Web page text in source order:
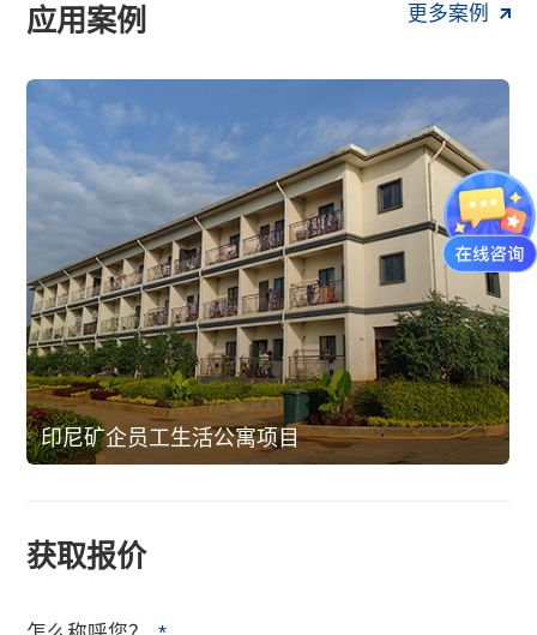
应用案例 更多案例
印尼矿企员工生活公寓项目
获取报价